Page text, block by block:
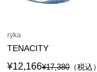
ryka
TENACITY
¥12,166¥17,380 （税込）